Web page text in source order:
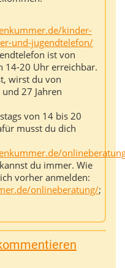
kinder-
und-jugendtelefon/
ist von
14-20 Uhr erreichbar.
wirst du von
27 Jahren
von 14 bis 20
musst du dich
du immer. Wie
vorher anmelden:
onlineberatung/;